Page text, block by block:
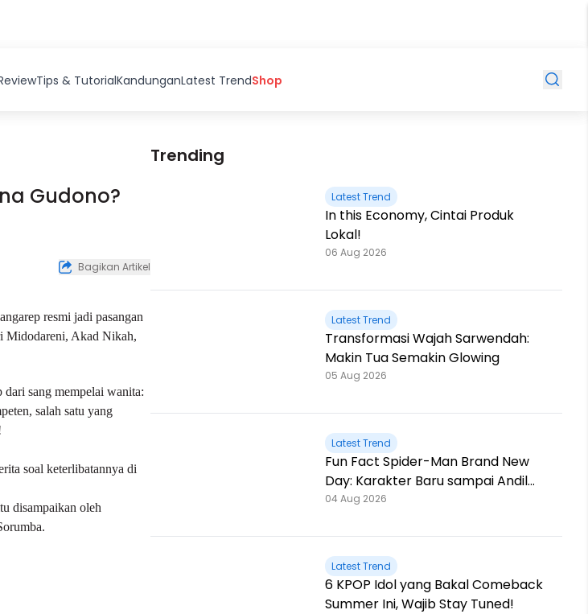
Tips & TutorialKandunganLatest TrendShop
Gudono?
Bagikan Artikel
resmi jadi pasangan
Midodareni, Akad Nikah,
sang mempelai wanita:
salah satu yang
soal keterlibatannya di
disampaikan oleh
Trending
Latest Trend
In this Economy, Cintai Produk
Lokal!
06 Aug 2026
Latest Trend
Transformasi Wajah Sarwendah:
Makin Tua Semakin Glowing
05 Aug 2026
Latest Trend
Fun Fact Spider-Man Brand New
Day: Karakter Baru sampai Andil
Jackie Chan!
04 Aug 2026
Latest Trend
6 KPOP Idol yang Bakal Comeback
Summer Ini, Wajib Stay Tuned!